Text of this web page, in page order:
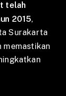
telah
2015,
Surakarta
memastikan